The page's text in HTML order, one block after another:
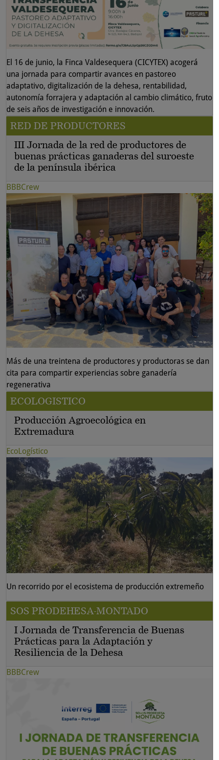
El 16 de junio, la Finca Valdesequera (CICYTEX) acogerá
una jornada para compartir avances en pastoreo
adaptativo, digitalización de la dehesa, rentabilidad,
autonomía forrajera y adaptación al cambio climático, fruto
de seis años de investigación e innovación.
RED DE PRODUCTORES
III Jornada de la red de productores de
buenas prácticas ganaderas del suroeste
de la península ibérica
BBBCrew
Más de una treintena de productores y productoras se dan
cita para compartir experiencias sobre ganadería
regenerativa
ECOLOGISTICO
Producción Agroecológica en
Extremadura
EcoLogístico
Un recorrido por el ecosistema de producción extremeño
SOS PRODEHESA-MONTADO
I Jornada de Transferencia de Buenas
Prácticas para la Adaptación y
Resiliencia de la Dehesa
BBBCrew